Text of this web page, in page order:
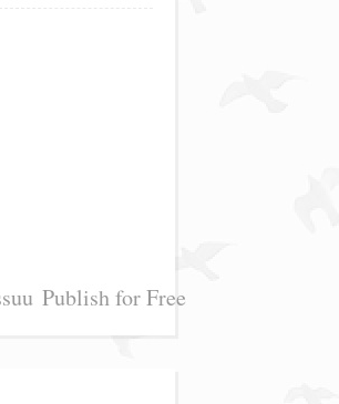
Publish for Free